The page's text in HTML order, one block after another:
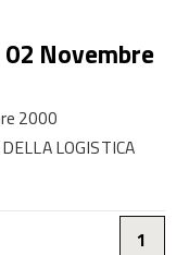
Novembre
2000
LOGISTICA
1